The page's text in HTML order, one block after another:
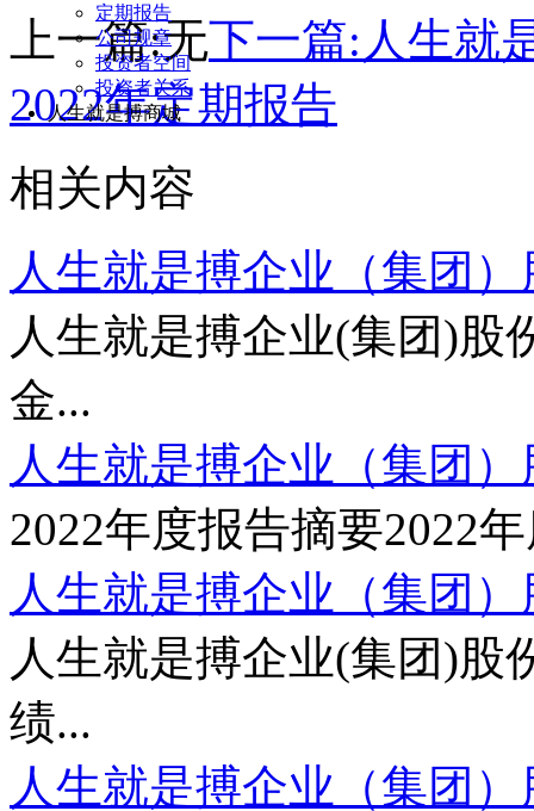
定期报告
公司规章
投资者空间
投资者关系
人生就是搏商城
上一篇:无下一篇: 人生就
2022年定期报告
相关内容
人生就是搏企业（集团
人生就是搏企业(集团)股
金...
人生就是搏企业（集团
2022年度报告摘要2022
人生就是搏企业（集团
人生就是搏企业(集团)股
绩...
人生就是搏企业（集团